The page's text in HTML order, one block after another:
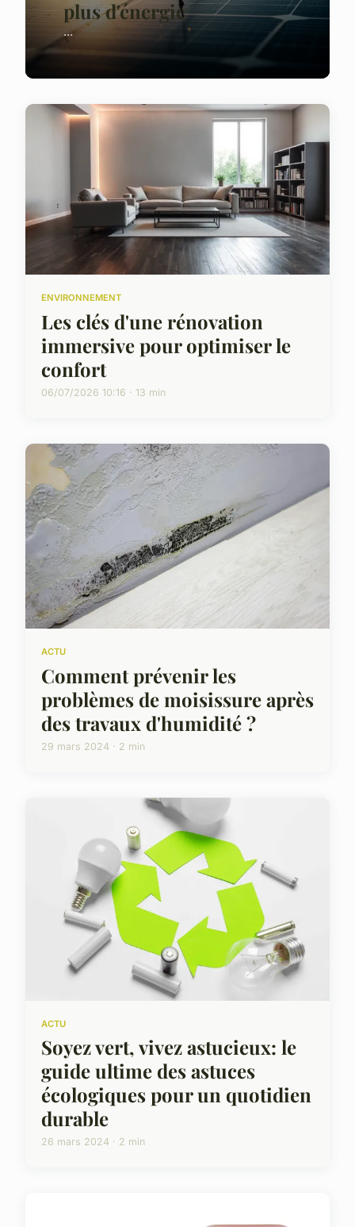
plus d'énergie
...
ENVIRONNEMENT
Les clés d'une rénovation
immersive pour optimiser le
confort
06/07/2026 10:16 · 13 min
ACTU
Comment prévenir les
problèmes de moisissure après
des travaux d'humidité ?
29 mars 2024 · 2 min
ACTU
Soyez vert, vivez astucieux: le
guide ultime des astuces
écologiques pour un quotidien
durable
26 mars 2024 · 2 min